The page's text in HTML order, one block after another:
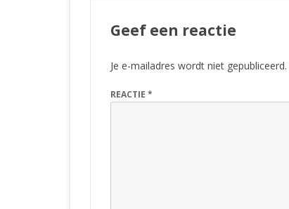
Geef een reactie
Je e-mailadres wordt niet gepubliceerd.
REACTIE *